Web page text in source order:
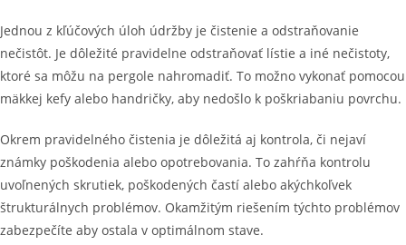
Jednou z kľúčových úloh údržby je čistenie a odstraňovanie
nečistôt. Je dôležité pravidelne odstraňovať lístie a iné nečistoty,
ktoré sa môžu na pergole nahromadiť. To možno vykonať pomocou
mäkkej kefy alebo handričky, aby nedošlo k poškriabaniu povrchu.
Okrem pravidelného čistenia je dôležitá aj kontrola, či nejaví
známky poškodenia alebo opotrebovania. To zahŕňa kontrolu
uvoľnených skrutiek, poškodených častí alebo akýchkoľvek
štrukturálnych problémov. Okamžitým riešením týchto problémov
zabezpečíte aby ostala v optimálnom stave.